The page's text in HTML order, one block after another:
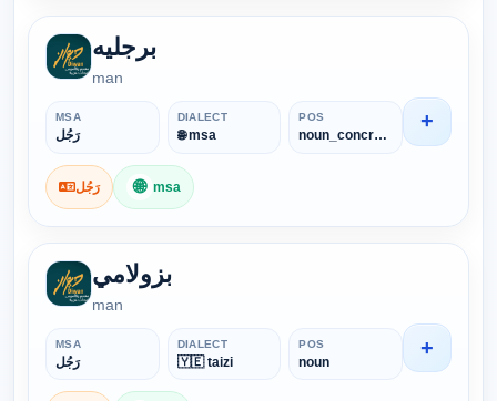
برجليه
man
MSA
رَجُل
DIALECT
🌐 msa
POS
noun_concrete
رَجُل 🌐 msa
+
بزولامي
man
MSA
رَجُل
DIALECT
🇾🇪 taizi
POS
noun
+